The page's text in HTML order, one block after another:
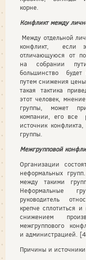
корне.
Конфликт между
Между отдельной
конфликт, если
отличающуюся от
на собрании
большинство будет
путем снижения
такая тактика
этот человек,
группы, может
компании, его все
источник
группы.
Межгрупповой
Организации
неформальных
между такими
Неформальные
руководитель
крепче сплотиться
снижением
межгруппового
и администрацией.
Причины и